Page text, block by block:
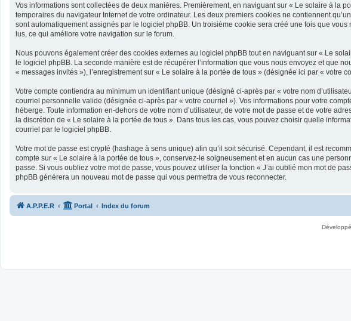
Vos informations sont collectées de deux manières. Premièrement, en naviguant sur « Le solaire à la
temporaires du navigateur Internet de votre ordinateur. Les deux premiers cookies ne contiennent
sont automatiquement assignés par le logiciel phpBB. Un troisième cookie sera créé une fois que
lus, ce qui améliore votre navigation sur le forum.
Nous pouvons également créer des cookies externes au logiciel phpBB tout en naviguant sur « Le
le logiciel phpBB. La seconde manière est de récupérer l’information que vous nous envoyez et que
« messages invités »), l’enregistrement sur « Le solaire à la portée de tous » (désignée ici par « votre
Votre compte contiendra au minimum un identifiant unique (désigné ci-après par « votre nom
courriel personnelle valide (désignée ci-après par « votre courriel »). Vos informations pour votre
héberge. Toute information en-dehors de votre nom d’utilisateur, de votre mot de passe et de votre
la discrétion de « Le solaire à la portée de tous ». Dans tous les cas, vous pouvez choisir quelle
courriel par le logiciel phpBB.
Votre mot de passe est crypté (hashage à sens unique) afin qu’il soit sécurisé. Cependant, il est
compte sur « Le solaire à la portée de tous », conservez-le soigneusement et en aucun cas une
passe. Si vous oubliez votre mot de passe, vous pouvez utiliser la fonction « J’ai oublié mon mot de
phpBB générera un nouveau mot de passe qui vous permettra de vous reconnecter.
A.P.P.E.R Portal Index du forum